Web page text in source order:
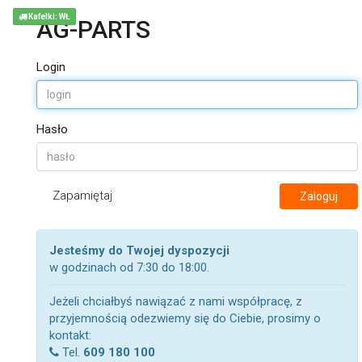
AG-PARTS
Login
Hasło
Zapamiętaj Zaloguj
Jesteśmy do Twojej dyspozycji
w godzinach od 7:30 do 18:00.
Jeżeli chciałbyś nawiązać z nami współpracę, z
przyjemnością odezwiemy się do Ciebie, prosimy o
kontakt:
Tel. 609 180 100
Kafelki: WŁ